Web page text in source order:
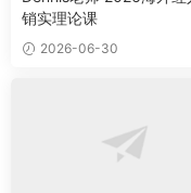
销实理论课
2026-06-30